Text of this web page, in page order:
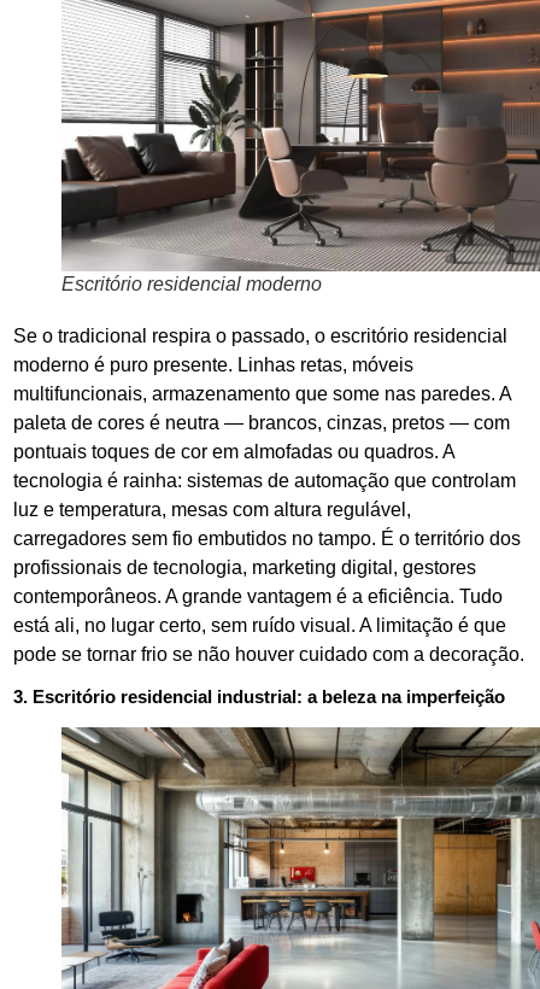
Escritório residencial moderno
Se o tradicional respira o passado, o escritório residencial
moderno é puro presente. Linhas retas, móveis
multifuncionais, armazenamento que some nas paredes. A
paleta de cores é neutra — brancos, cinzas, pretos — com
pontuais toques de cor em almofadas ou quadros. A
tecnologia é rainha: sistemas de automação que controlam
luz e temperatura, mesas com altura regulável,
carregadores sem fio embutidos no tampo. É o território dos
profissionais de tecnologia, marketing digital, gestores
contemporâneos. A grande vantagem é a eficiência. Tudo
está ali, no lugar certo, sem ruído visual. A limitação é que
pode se tornar frio se não houver cuidado com a decoração.
3. Escritório residencial industrial: a beleza na imperfeição